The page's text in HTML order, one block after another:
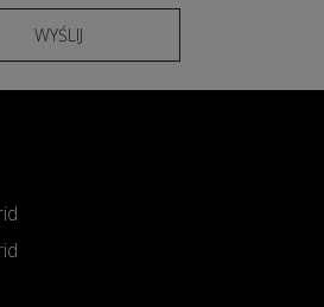
WYŚLIJ